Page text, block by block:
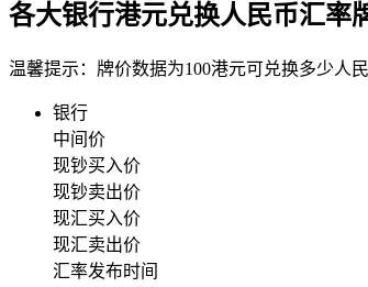
各大银行港元兑换人民币汇率
温馨提示：牌价数据为100港元可兑换多少人
银行
中间价
现钞买入价
现钞卖出价
现汇买入价
现汇卖出价
汇率发布时间